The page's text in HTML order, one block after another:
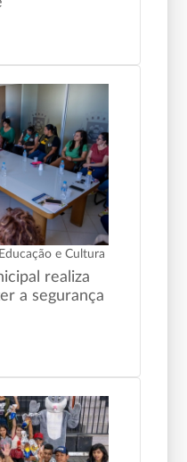
e Cultura
realiza
a segurança